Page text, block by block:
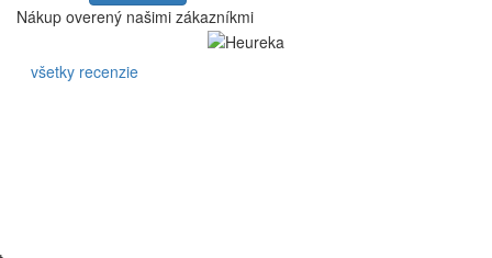
Nákup overený našimi zákazníkmi
všetky recenzie